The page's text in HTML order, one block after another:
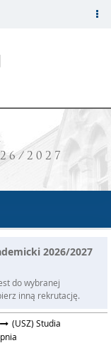
2027
2026/2027
do wybranej
inną rekrutację.
(USZ) Studia